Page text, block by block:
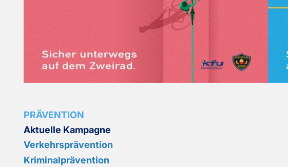
PRÄVENTION
Aktuelle Kampagne
Verkehrsprävention
Kriminalprävention